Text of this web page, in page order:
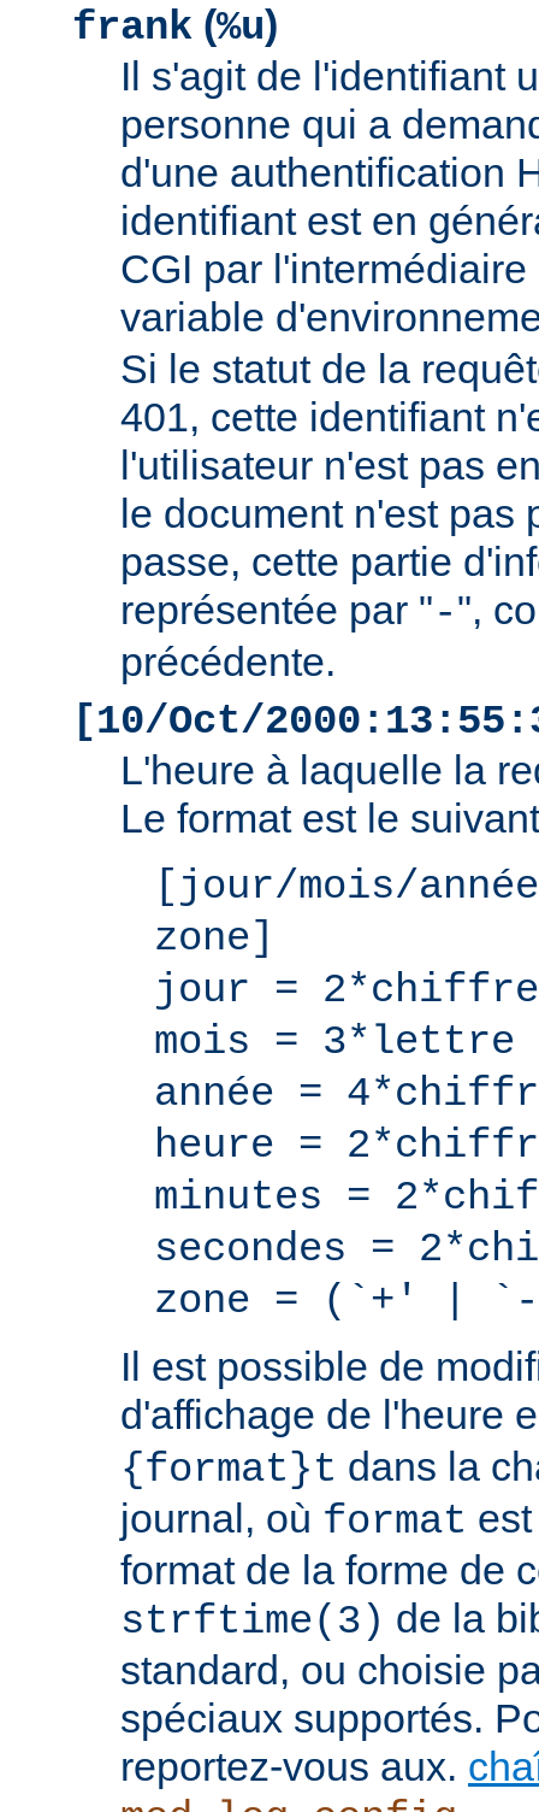
frank (%u)
Il s'agit de l'identifiant
personne qui a
d'une authentification
identifiant est en
CGI par
variable
Si le statut de la
401, cette identifiant
l'utilisateur n'est pas
le document n'est pas
passe, cette partie
représentée par "-",
précédente.
[10/Oct/
L'heure à laquelle la
Le format est le
[jour/mois/
zone]
jour = 2*chiffre
mois = 3*lettre
année =
heure =
minutes =
secondes =
zone = (`+' |
Il est possible de
d'affichage de l'heure
{format}t dans la
journal, où format
format de la forme de
strftime(3) de la
standard, ou choisie
spéciaux supportés.
reportez-vous aux.